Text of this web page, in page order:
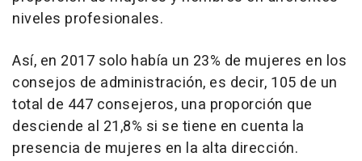
niveles profesionales.
Así, en 2017 solo había un 23% de mujeres en los
consejos de administración, es decir, 105 de un
total de 447 consejeros, una proporción que
desciende al 21,8% si se tiene en cuenta la
presencia de mujeres en la alta dirección.